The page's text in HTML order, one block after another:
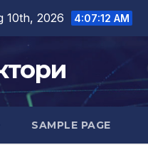
10th, 2026 4:07:13 AM
SAMPLE PAGE